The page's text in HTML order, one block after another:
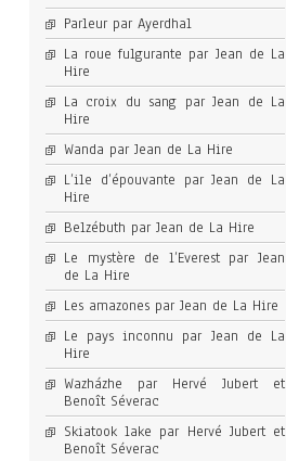
Parleur par Ayerdhal
La roue fulgurante par Jean de La
Hire
La croix du sang par Jean de La
Hire
Wanda par Jean de La Hire
L’ile d’épouvante par Jean de La
Hire
Belzébuth par Jean de La Hire
Le mystère de l’Everest par Jean
de La Hire
Les amazones par Jean de La Hire
Le pays inconnu par Jean de La
Hire
Wazházhe par Hervé Jubert et
Benoît Séverac
Skiatook lake par Hervé Jubert et
Benoît Séverac